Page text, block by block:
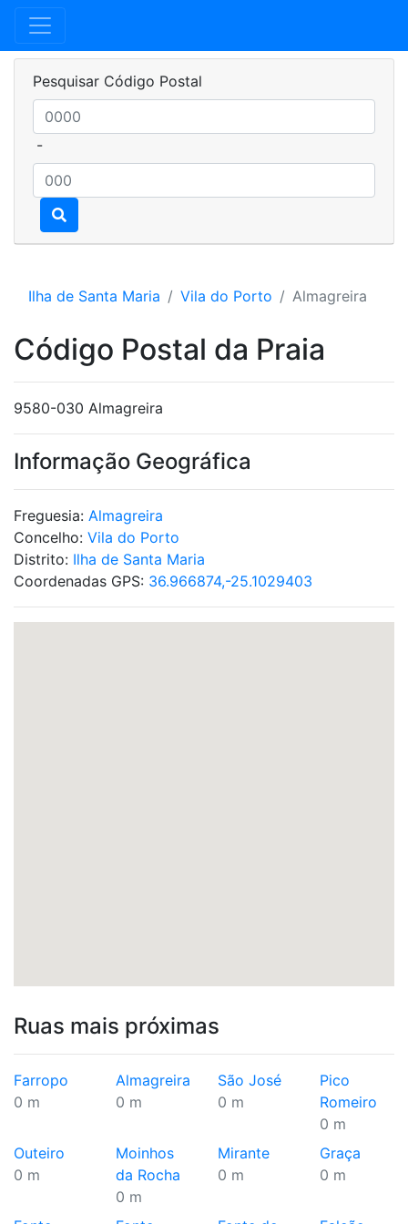
Pesquisar Código Postal
-
Ilha de Santa Maria Vila do Porto Almagreira
Código Postal da Praia
9580-030 Almagreira
Informação Geográfica
Freguesia: Almagreira
Concelho: Vila do Porto
Distrito: Ilha de Santa Maria
Coordenadas GPS: 36.966874,-25.1029403
Ruas mais próximas
Farropo
0 m
Almagreira
0 m
São José
0 m
Pico
Romeiro
0 m
Outeiro
0 m
Moinhos
da Rocha
0 m
Mirante
0 m
Graça
0 m